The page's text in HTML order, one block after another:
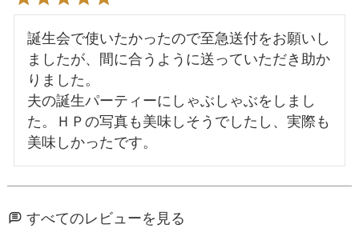
誕生会で使いたかったので至急送付をお願いし
ましたが、間に合うように送っていただき助か
りました。
夫の誕生パーティーにしゃぶしゃぶをしまし
た。ＨＰの写真も美味しそうでしたし、実際も
すべてのレビューを見る